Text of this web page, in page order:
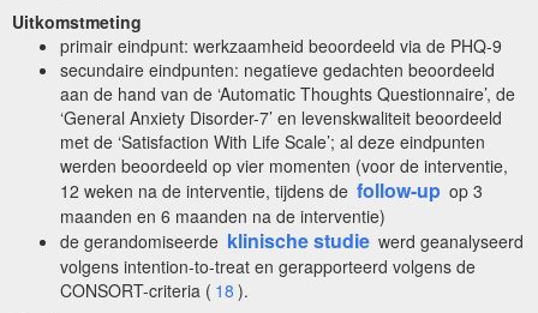
Uitkomstmeting
primair eindpunt: werkzaamheid beoordeeld via de PHQ-9
secundaire eindpunten: negatieve gedachten beoordeeld
aan de hand van de ‘Automatic Thoughts Questionnaire’, de
‘General Anxiety Disorder-7’ en levenskwaliteit beoordeeld
met de ‘Satisfaction With Life Scale’; al deze eindpunten
werden beoordeeld op vier momenten (voor de interventie,
12 weken na de interventie, tijdens de follow-up op 3
maanden en 6 maanden na de interventie)
de gerandomiseerde klinische studie werd geanalyseerd
volgens intention-to-treat en gerapporteerd volgens de
CONSORT-criteria ( 18 ).